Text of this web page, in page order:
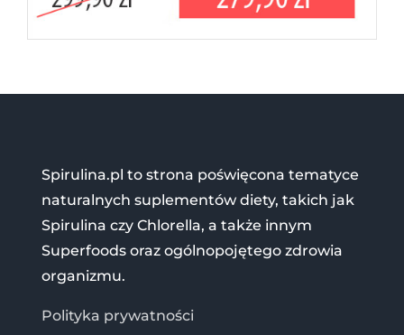
Spirulina.pl to strona poświęcona tematyce
naturalnych suplementów diety, takich jak
Spirulina czy Chlorella, a także innym
Superfoods oraz ogólnopojętego zdrowia
organizmu.
Polityka prywatności